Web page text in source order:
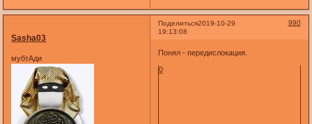
Поделиться 990
2019-10-29
19:13:08
Sasha03
мубтАди
Понял - передислокация.
0